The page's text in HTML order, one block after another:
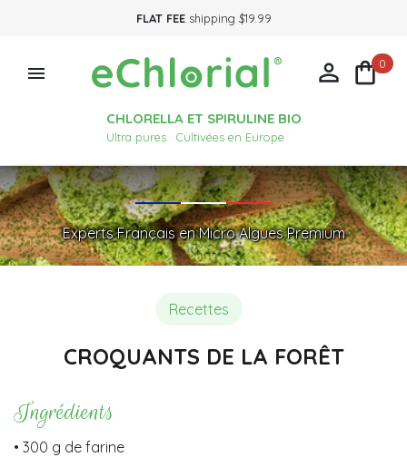
FLAT FEEshipping $19.99

CHLORELLA ET SPIRULINE BIO
Ultra pures · Cultivées en Europe
 0
Experts Français en Micro Algues Premium
Recettes
CROQUANTS DE LA FORÊT
Ingrédients
• 300 g de farine